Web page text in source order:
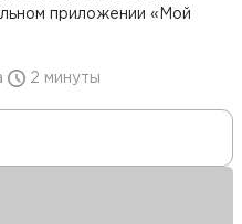
приложении «Мой
2 минуты